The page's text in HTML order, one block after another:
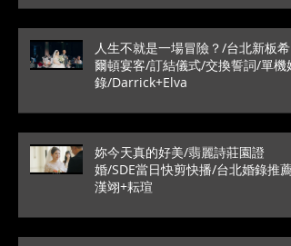
人生不就是一場冒險？/台北新板希
爾頓宴客/訂結儀式/交換誓詞/單機婚
錄/Darrick+Elva
妳今天真的好美/翡麗詩莊園證
婚/SDE當日快剪快播/台北婚錄推薦/
漢翊+耘瑄